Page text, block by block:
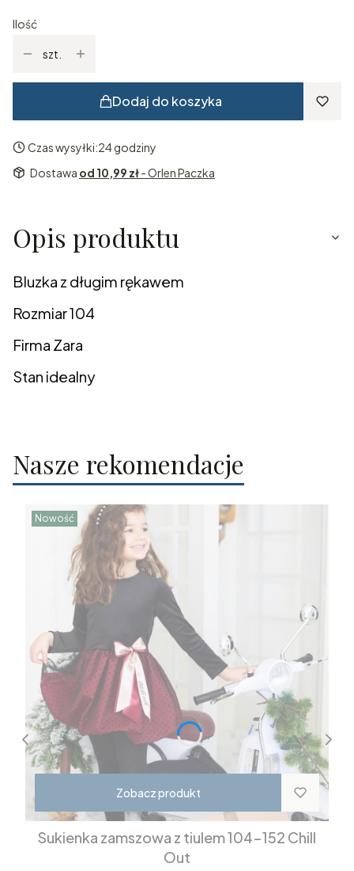
Ilość
szt.
Dodaj do koszyka
Czas wysyłki:24 godziny
Dostawa od 10,99 zł- Orlen Paczka
Opis produktu
Bluzka z długim rękawem
Rozmiar 104
Firma Zara
Stan idealny
Nasze rekomendacje
Nowość
Zobacz produkt
Sukienka zamszowa z tiulem 104-152 Chill
Out